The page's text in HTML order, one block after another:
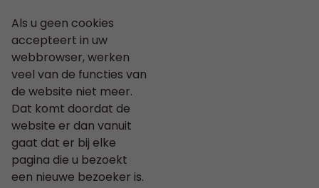
Als u geen cookies
accepteert in uw
webbrowser, werken
veel van de functies van
de website niet meer.
Dat komt doordat de
website er dan vanuit
gaat dat er bij elke
pagina die u bezoekt
een nieuwe bezoeker is.